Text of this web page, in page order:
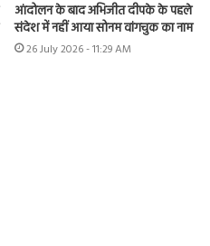
आंदोलन के बाद अभिजीत दीपके के पहले
संदेश में नहीं आया सोनम वांगचुक का नाम
26 July 2026 - 11:29 AM